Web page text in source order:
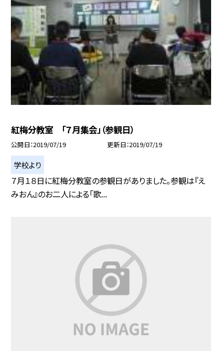
紅梅分教室 「７月集会」（参観日）
公開日 2019/07/19 更新日 2019/07/19
学校より
７月１８日に紅梅分教室の参観日がありました。参観は『え
みおん』のお二人による「歌...